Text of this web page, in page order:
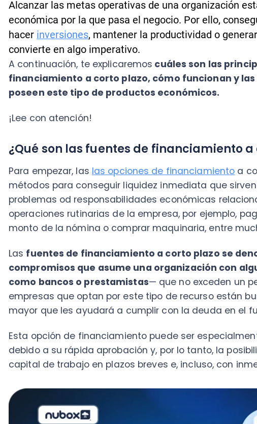
financiamiento a corto plazo, cómo funcionan y las
poseen este tipo de productos económicos.
¡Lee con atención!
¿Qué son las fuentes de financiamiento a
Para empezar, laslas opciones de financiamientoa corto
problemas od responsabilidades económicas relacionados
monto de la nómina o comprar maquinaria, entre muchas
Las fuentes de financiamiento a corto plazo se
compromisos que asume una organización con alguna
como bancos o prestamistas— que no exceden un periodo
empresas que optan por este tipo de recurso están
mayor que les ayudará a cumplir con la deuda en el futuro
debido a su rápida aprobación y, por lo tanto, la posibilidad
capital de trabajo en plazos breves e, incluso, con